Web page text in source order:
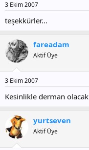
3 Ekim 2007
teşekkürler...
fareadam
Aktif Üye
3 Ekim 2007
Kesinlikle derman olacak
yurtseven
Aktif Üye